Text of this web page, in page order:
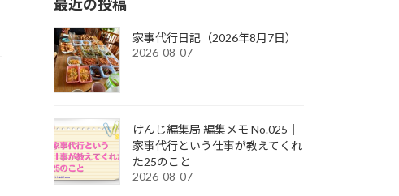
最近の投稿
家事代行日記（2026年8月7日）
2026-08-07
けんじ編集局 編集メモ No.025｜
家事代行という仕事が教えてくれ
た25のこと
2026-08-07